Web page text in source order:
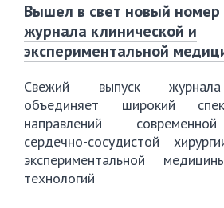
️Вышел в свет новый номер
журнала клинической и
экспериментальной
Свежий выпуск
объединяет широкий
направлений
сердечно-сосудистой
экспериментальной
технологий